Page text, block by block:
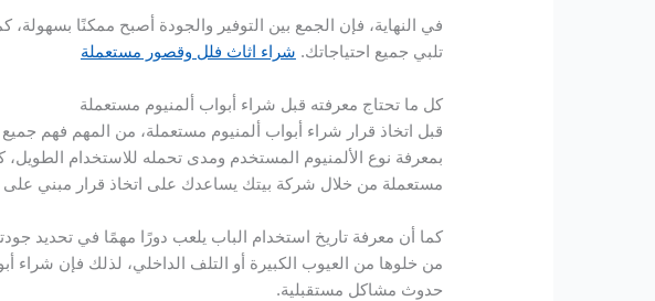
في النهاية، فإن الجمع بين التوفير والجودة أصبح ممكنًا
تلبي جميع احتياجاتك. شراء اثاث فلل وقصور مستعملة
كل ما تحتاج معرفته قبل شراء أبواب ألمنيوم مستعملة
قبل اتخاذ قرار شراء أبواب ألمنيوم مستعملة، من المهم فهم جميع
بمعرفة نوع الألمنيوم المستخدم ومدى تحمله للاستخدام الطويل،
مستعملة من خلال شركة بيتك يساعدك على اتخاذ قرار مبني على
كما أن معرفة تاريخ استخدام الباب يلعب دورًا مهمًا في تحديد
من خلوها من العيوب الكبيرة أو التلف الداخلي، لذلك فإن شراء
حدوث مشاكل مستقبلية.